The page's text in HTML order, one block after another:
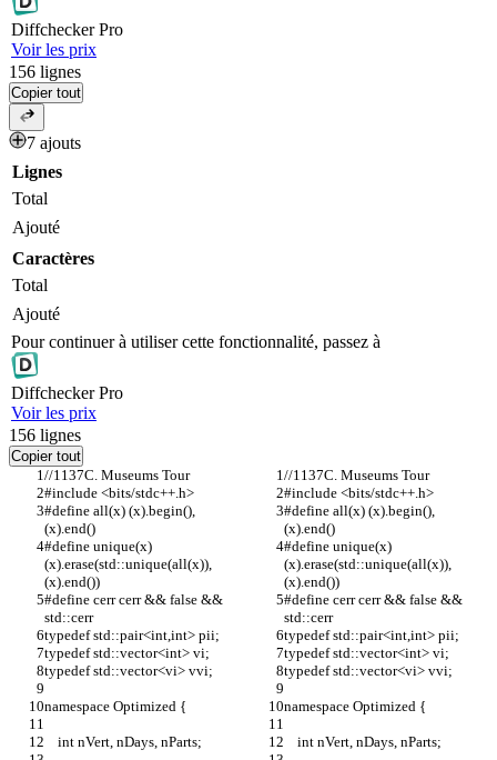
DiffcheckerPro
Voir les prix
156 lignes
Copier tout
7 ajouts
Lignes
Total
Ajouté
Caractères
Total
Ajouté
Pour continuer à utiliser cette fonctionnalité, passez à
DiffcheckerPro
Voir les prix
156 lignes
Copier tout
//1137C. Museums Tour
//1137C. Museums Tour
#include <bits/stdc++.h>
#include <bits/stdc++.h>
#define all(x) (x).begin(),
(x).end()
#define all(x) (x).begin(),
(x).end()
#define unique(x)
(x).erase(std::unique(all(x)),
(x).end())
#define unique(x)
(x).erase(std::unique(all(x)),
(x).end())
#define cerr cerr && false &&
std::cerr
#define cerr cerr && false &&
std::cerr
typedef std::pair<int,int> pii;
typedef std::pair<int,int> pii;
typedef std::vector<int> vi;
typedef std::vector<int> vi;
typedef std::vector<vi> vvi;
typedef std::vector<vi> vvi;
namespace Optimized { namespace Optimized {
    int nVert, nDays, nParts;
    int nVert, nDays, nParts;